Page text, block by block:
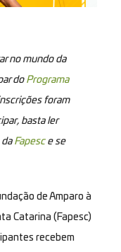
no mundo da
do Programa
foram
basta ler
Fapesce se
de Amparo à
Catarina (Fapesc)
recebem